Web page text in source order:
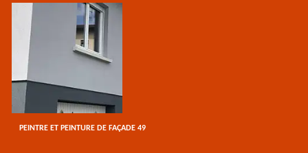
PEINTRE ET PEINTURE DE FAÇADE 49